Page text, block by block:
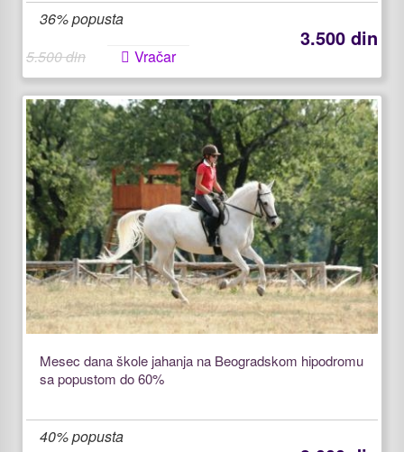
36% popusta
3.500 din
5.500 din Vračar
Mesec dana škole jahanja na Beogradskom hipodromu
sa popustom do 60%
40% popusta